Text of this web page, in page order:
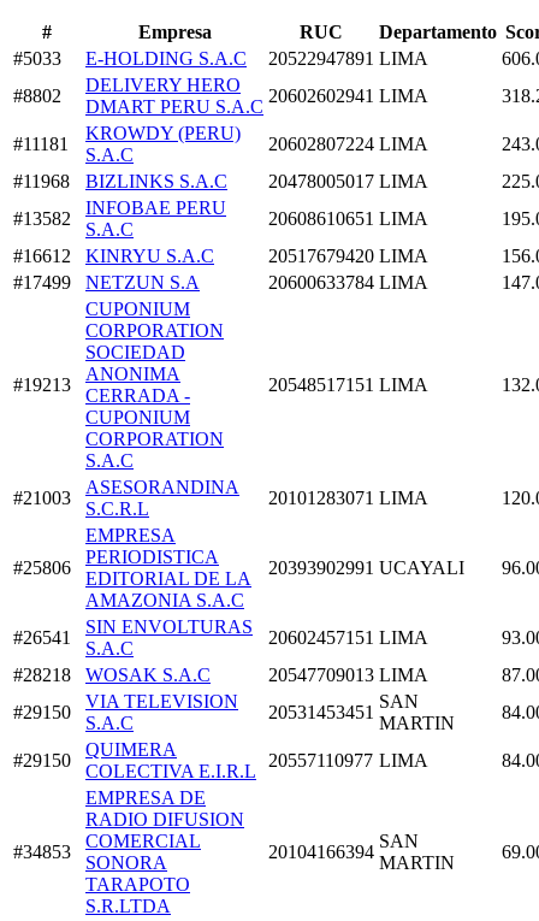
# Empresa RUC Departamento
#5033
E-HOLDING S.A.C 20522947891 LIMA
#8802
DELIVERY HERO
DMART PERU S.A.C
20602602941 LIMA
#11181
KROWDY (PERU)
S.A.C
20602807224 LIMA
#11968
BIZLINKS S.A.C 20478005017 LIMA
#13582
INFOBAE PERU
S.A.C
20608610651 LIMA
#16612
KINRYU S.A.C 20517679420 LIMA
#17499
NETZUN S.A 20600633784 LIMA
#19213
CUPONIUM
CORPORATION
SOCIEDAD
ANONIMA
CERRADA -
CUPONIUM
CORPORATION
S.A.C
20548517151 LIMA
#21003
ASESORANDINA
S.C.R.L
20101283071 LIMA
#25806
EMPRESA
PERIODISTICA
EDITORIAL DE LA
AMAZONIA S.A.C
20393902991 UCAYALI
#26541
SIN ENVOLTURAS
S.A.C
20602457151 LIMA
#28218
WOSAK S.A.C 20547709013 LIMA
#29150
VIA TELEVISION
S.A.C
20531453451
SAN
MARTIN
#29150
QUIMERA
COLECTIVA E.I.R.L
20557110977 LIMA
#34853
EMPRESA DE
RADIO DIFUSION
COMERCIAL
SONORA
TARAPOTO
S.R.LTDA
20104166394
SAN
MARTIN